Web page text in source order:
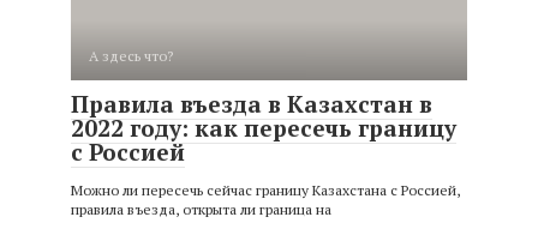
А здесь что?
Правила въезда в Казахстан в
2022 году: как пересечь границу
с Россией
Можно ли пересечь сейчас границу Казахстана с Россией,
правила въезда, открыта ли граница на